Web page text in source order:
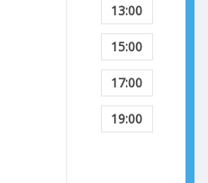
13:00
15:00
17:00
19:00